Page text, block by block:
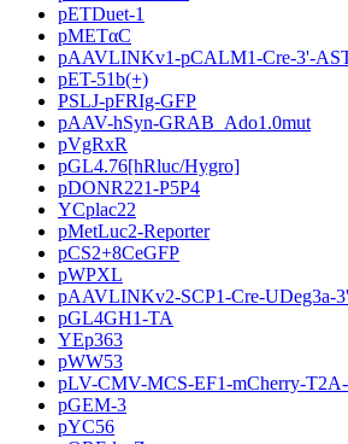
pETDuet-1
pMETαC
pAAVLINKv1-pCALM1-Cre-3'-
pET-51b(+)
PSLJ-pFRIg-GFP
pAAV-hSyn-GRAB_Ado1.0mut
pVgRxR
pGL4.76[hRluc/Hygro]
pDONR221-P5P4
YCplac22
pMetLuc2-Reporter
pCS2+8CeGFP
pWPXL
pAAVLINKv2-SCP1-Cre-UDeg3a-
pGL4GH1-TA
YEp363
pWW53
pLV-CMV-MCS-EF1-mCherry-
pGEM-3
pYC56